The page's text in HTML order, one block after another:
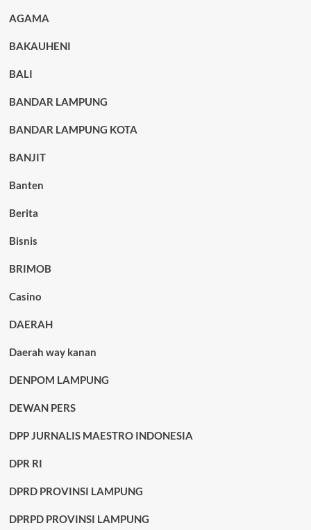
AGAMA
BAKAUHENI
BALI
BANDAR LAMPUNG
BANDAR LAMPUNG KOTA
BANJIT
Banten
Berita
Bisnis
BRIMOB
Casino
DAERAH
Daerah way kanan
DENPOM LAMPUNG
DEWAN PERS
DPP JURNALIS MAESTRO INDONESIA
DPR RI
DPRD PROVINSI LAMPUNG
DPRPD PROVINSI LAMPUNG